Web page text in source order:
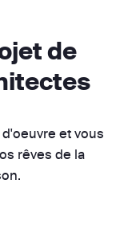
de
et vous
rêves de la